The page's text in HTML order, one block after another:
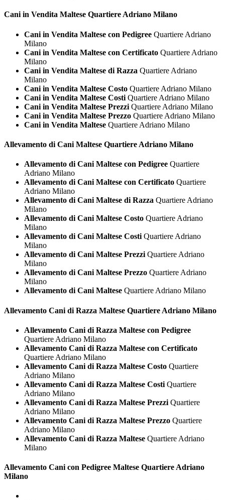
Cani in Vendita Maltese Quartiere Adriano Milano
Cani in Vendita Maltese con Pedigree Quartiere Adriano
Milano
Cani in Vendita Maltese con Certificato Quartiere Adriano
Milano
Cani in Vendita Maltese di Razza Quartiere Adriano
Milano
Cani in Vendita Maltese Costo Quartiere Adriano Milano
Cani in Vendita Maltese Costi Quartiere Adriano Milano
Cani in Vendita Maltese Prezzi Quartiere Adriano Milano
Cani in Vendita Maltese Prezzo Quartiere Adriano Milano
Cani in Vendita Maltese Quartiere Adriano Milano
Allevamento di Cani Maltese Quartiere Adriano Milano
Allevamento di Cani Maltese con Pedigree Quartiere
Adriano Milano
Allevamento di Cani Maltese con Certificato Quartiere
Adriano Milano
Allevamento di Cani Maltese di Razza Quartiere Adriano
Milano
Allevamento di Cani Maltese Costo Quartiere Adriano
Milano
Allevamento di Cani Maltese Costi Quartiere Adriano
Milano
Allevamento di Cani Maltese Prezzi Quartiere Adriano
Milano
Allevamento di Cani Maltese Prezzo Quartiere Adriano
Milano
Allevamento di Cani Maltese Quartiere Adriano Milano
Allevamento Cani di Razza Maltese Quartiere Adriano Milano
Allevamento Cani di Razza Maltese con Pedigree
Quartiere Adriano Milano
Allevamento Cani di Razza Maltese con Certificato
Quartiere Adriano Milano
Allevamento Cani di Razza Maltese Costo Quartiere
Adriano Milano
Allevamento Cani di Razza Maltese Costi Quartiere
Adriano Milano
Allevamento Cani di Razza Maltese Prezzi Quartiere
Adriano Milano
Allevamento Cani di Razza Maltese Prezzo Quartiere
Adriano Milano
Allevamento Cani di Razza Maltese Quartiere Adriano
Milano
Allevamento Cani con Pedigree Maltese Quartiere Adriano
Milano